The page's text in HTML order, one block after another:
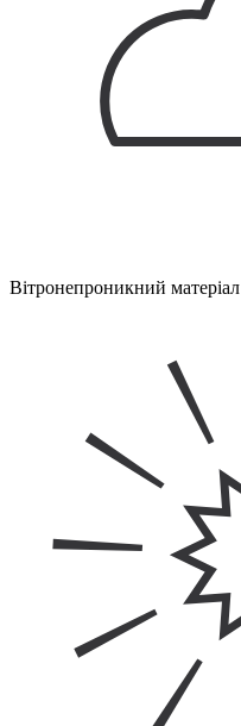
Вітронепроникний матеріал